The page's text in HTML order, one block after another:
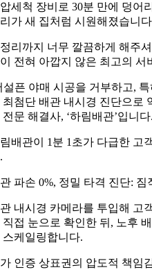
세척 장비로 30분 만에 덩어
가 새 집처럼 시원해졌습니
리까지 너무 깔끔하게 해주
전혀 아깝지 않은 최고의 서
설픈 야매 시공을 거부하고,
최첨단 배관 내시경 진단으로
전문 해결사, ‘하림배관’입니다.
배관이 1분 1초가 다급한 고
파손 0%, 정밀 타격 진단:
내시경 카메라를 투입해 고
직접 눈으로 확인한 뒤, 노후
스케일링합니다.
인증 상표권의 압도적 책임